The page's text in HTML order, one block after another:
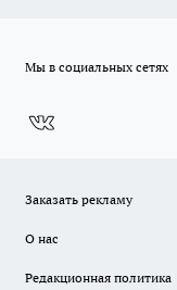
Мы в социальных сетях
Заказать рекламу
О нас
Редакционная политика